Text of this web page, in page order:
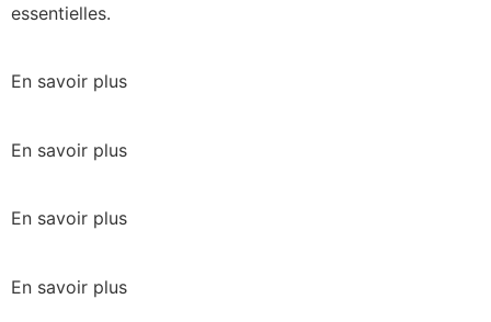
essentielles.
En savoir plus
En savoir plus
En savoir plus
En savoir plus